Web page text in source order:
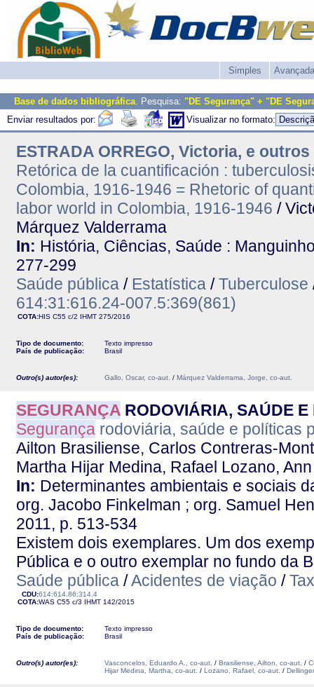
Simples Avançada
Base de dados bibliográfica. Pesquisa: "DE Segurança" + "DE
Enviar resultados por:
Visualizar no formato:
ESTRADA ORREGO, Victoria, e outros
Retórica de la cuantificación :
Colombia, 1916-1946 = Rhetoric of
labor world in Colombia, 1916-1946 /
Márquez Valderrama
In: História, Ciências, Saúde :
277-299
Saúde pública / Estatística /Tuberculose
614:31:616.24-007.5:369(861)
COTA:HIS C55 c/2 IHMT 275/2016
Tipo de documento:
Texto impresso
País de publicação:
Brasil
Outro(s) autor(es): Gallo, Oscar, co-aut. / Márquez Valderrama, Jorge, co-aut.
SEGURANÇA RODOVIÁRIA, SAÚDE
Segurança rodoviária, saúde e políticas
Ailton Brasiliense, Carlos Contreras-
Martha Hijar Medina, Rafael Lozano,
In: Determinantes ambientais e sociais
org. Jacobo Finkelman ; org. Samuel
2011, p. 513-534
Existem dois exemplares. Um dos
Pública e o outro exemplar no fundo da
Saúde pública /Acidentes de viação /
CDU:614:614.86:314.4
COTA:WAS C55 c/3 IHMT 142/2015
Tipo de documento:
Texto impresso
País de publicação:
Brasil
Outro(s) autor(es): Vasconcelos, Eduardo A., co-aut. / Brasiliense, Ailton, co-aut. /
Hijar Medina, Martha, co-aut. / Lozano, Rafael, co-aut. /